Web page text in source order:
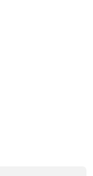
je hem veilig
blijft de houder